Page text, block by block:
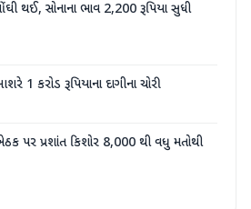
થઈ, સોનાના ભાવ 2,200 રૂપિયા સુધી
1 કરોડ રૂપિયાના દાગીના ચોરી
પર પ્રશાંત કિશોર 8,000 થી વધુ મતોથી